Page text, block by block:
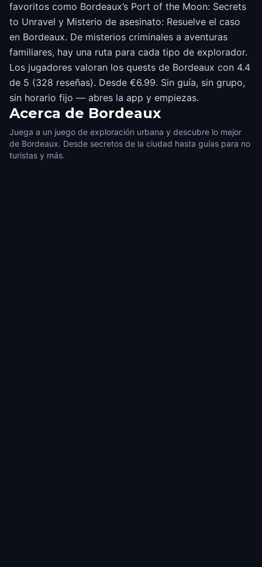
favoritos como Bordeaux’s Port of the Moon: Secrets
to Unravel y Misterio de asesinato: Resuelve el caso
en Bordeaux. De misterios criminales a aventuras
familiares, hay una ruta para cada tipo de explorador.
Los jugadores valoran los quests de Bordeaux con 4.4
de 5 (328 reseñas). Desde €6.99. Sin guía, sin grupo,
sin horario fijo — abres la app y empiezas.
Acerca de Bordeaux
Juega a un juego de exploración urbana y descubre lo mejor
de Bordeaux. Desde secretos de la ciudad hasta guías para no
turistas y más.